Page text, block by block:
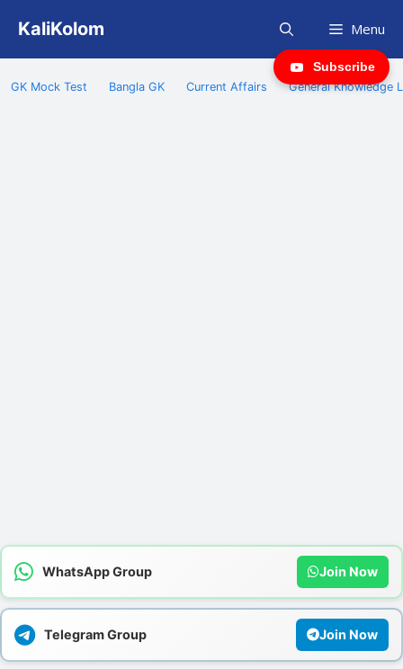
content
KaliKolom Menu
GK Mock Test Bangla GK Current Affairs General Knowledge
WhatsApp Group Join Now
Telegram Group Join Now
Subscribe